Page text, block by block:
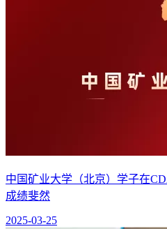
中国矿业大学（北京）学子在
成绩斐然
2025-03-25